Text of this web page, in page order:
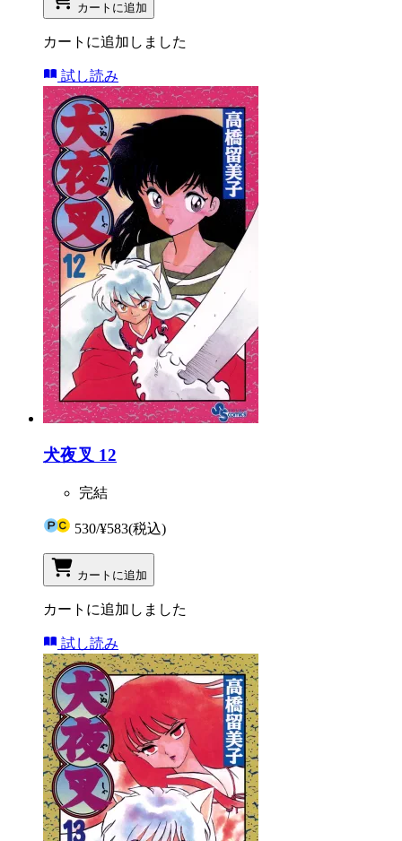
カートに追加
カートに追加しました
試し読み
犬夜叉 12
完結
530/¥583(税込)
カートに追加
カートに追加しました
試し読み